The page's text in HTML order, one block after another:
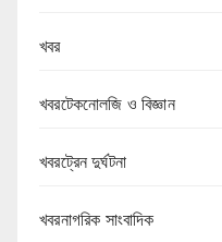
খবর
খবরটেকনোলজি ও বিজ্ঞান
খবরট্রেন দুর্ঘটনা
খবরনাগরিক সাংবাদিক